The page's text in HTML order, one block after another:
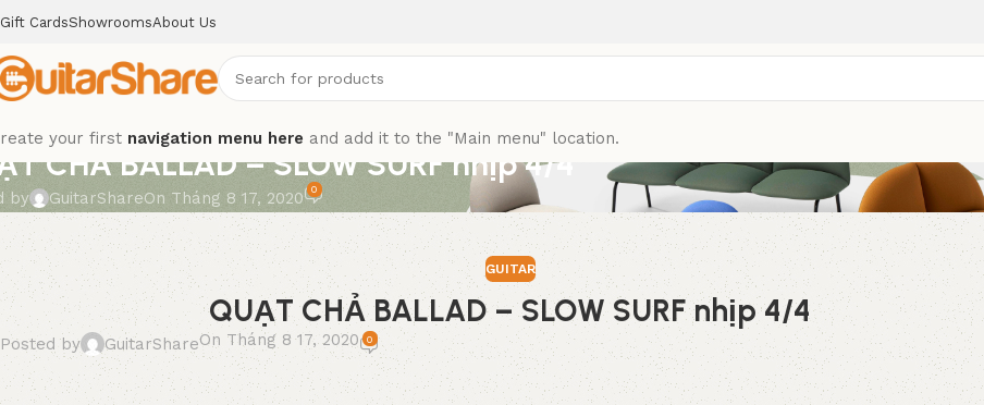
Gift CardsShowroomsAbout Us
your first navigation menu here and add it to the "Main menu" location.
CHẢ BALLAD – SLOW SURF nhịp 4/4
by GuitarShareOn Tháng 8 17, 2020 0
GUITAR
QUẠT CHẢ BALLAD – SLOW SURF nhịp 4/4
Posted by GuitarShareOn Tháng 8 17, 2020 0